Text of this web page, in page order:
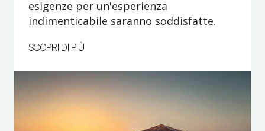
esigenze per un'esperienza
indimenticabile saranno soddisfatte.
SCOPRI DI PIÙ